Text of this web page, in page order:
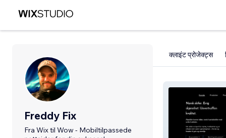
Freddy Fix
Fra Wix til Wow - Mobiltilpassede
क्लाइंट प्रोजेक्ट्स